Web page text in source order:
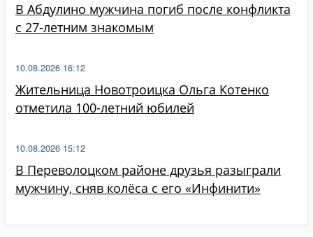
В Абдулино мужчина погиб после конфликта
с 27-летним знакомым
Жительница Новотроицка Ольга Котенко
отметила 100-летний юбилей
10.08.2026 16:12
В Переволоцком районе друзья разыграли
мужчину, сняв колёса с его «Инфинити»
10.08.2026 15:12